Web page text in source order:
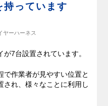
持っています
ヤーハーネス
7台設置されています。
で作業者が見やすい位置と
され、様々なことに利用し